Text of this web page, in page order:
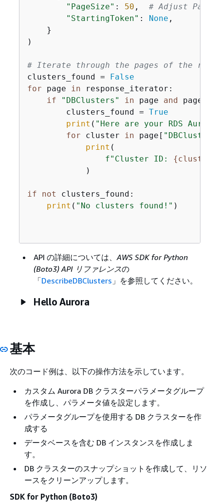
"PageSize" : 50 , # Adjust
"StartingToken" : None ,
    }
)
# Iterate through the pages of the
clusters_found = False
for page in response_iterator:
if
"DBClusters" in page and page[
        clusters_found =
True
print ( "Here are your RDS
for cluster in page[
print (
f"Cluster ID: {cluster[
            )
if not clusters_found:
print ( "No clusters found!" )
API の詳細については、 AWS SDK for Python
(Boto3) API リファレンスの
「DescribeDBClusters 」を参照してください。
Hello Aurora
基本
次のコード例は、以下の操作方法を示しています。
カスタム Aurora DB クラスターパラメータグループ
を作成し、パラメータ値を設定します。
パラメータグループを使用する DB クラスターを作
成する
データベースを含む DB インスタンスを作成しま
す。
DB クラスターのスナップショットを作成して、リソ
ースをクリーンアップします。
SDK for Python (Boto3)